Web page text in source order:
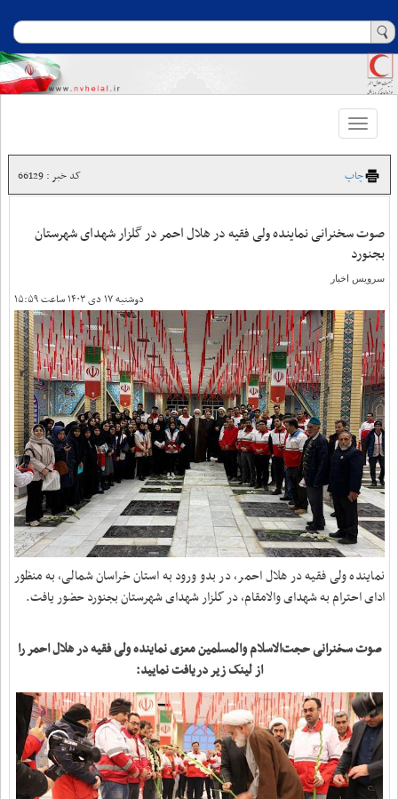
Toggle
navigation
چاپ کد خبر : 66129
صوت سخنرانی نماینده ولی فقیه در هلال احمر در گلزار شهدای شهرستان
بجنورد
سرویس اخبار
دوشنبه ۱۷ دی ۱۴۰۳ ساعت ۱۵:۵۹
نماینده ولی فقیه در هلال احمر، در بدو ورود به استان خراسان شمالی، به منظور
ادای احترام به شهدای والامقام، در گلزار شهدای شهرستان بجنورد حضور یافت.
صوت سخنرانی حجت‌الاسلام والمسلمین معزی نماینده ولی فقیه در هلال احمر را
از لینک زیر دریافت نمایید: